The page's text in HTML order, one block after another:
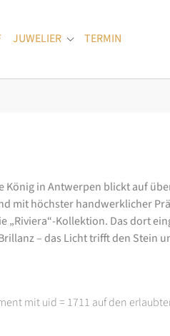
"Uhren"
JUWELIER Submenu for
TERMIN
König in Antwerpen blickt auf
mit höchster handwerklicher
„Riviera“-Kollektion. Das dort
– das Licht trifft den Stein
mit uid = 1711 auf den